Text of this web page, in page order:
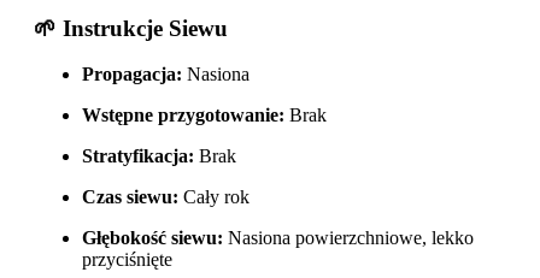
🌱 Instrukcje Siewu
Propagacja: Nasiona
Wstępne przygotowanie: Brak
Stratyfikacja: Brak
Czas siewu: Cały rok
Głębokość siewu: Nasiona powierzchniowe, lekko
przyciśnięte